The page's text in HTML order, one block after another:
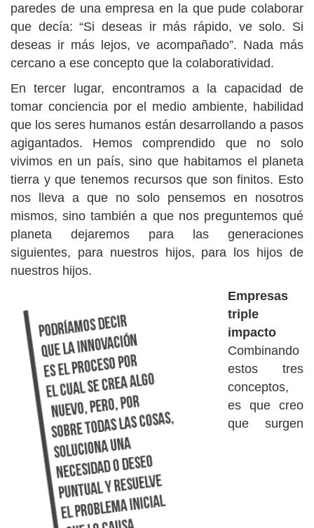
paredes de una empresa en la que pude colaborar
que decía: “Si deseas ir más rápido, ve solo. Si
deseas ir más lejos, ve acompañado”. Nada más
cercano a ese concepto que la colaboratividad.
En tercer lugar, encontramos a la capacidad de
tomar conciencia por el medio ambiente, habilidad
que los seres humanos están desarrollando a pasos
agigantados. Hemos comprendido que no solo
vivimos en un país, sino que habitamos el planeta
tierra y que tenemos recursos que son finitos. Esto
nos lleva a que no solo pensemos en nosotros
mismos, sino también a que nos preguntemos qué
planeta dejaremos para las generaciones
siguientes, para nuestros hijos, para los hijos de
nuestros hijos.
Empresas
triple
impacto
Combinando
estos tres
conceptos,
es que creo
que surgen